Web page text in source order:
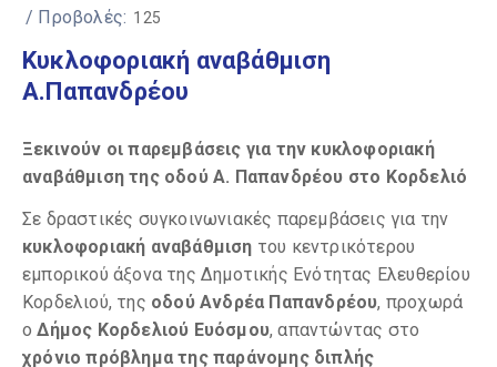
/ Προβολές: 125
Κυκλοφοριακή αναβάθμιση
Α.Παπανδρέου
Ξεκινούν οι παρεμβάσεις για την κυκλοφοριακή
αναβάθμιση της οδού Α. Παπανδρέου στο Κορδελιό
Σε δραστικές συγκοινωνιακές παρεμβάσεις για την
κυκλοφοριακή αναβάθμιση του κεντρικότερου
εμπορικού άξονα της Δημοτικής Ενότητας Ελευθερίου
Κορδελιού, της οδού Ανδρέα Παπανδρέου, προχωρά
οΔήμος Κορδελιού Ευόσμου, απαντώντας στο
χρόνιο πρόβλημα της παράνομης διπλής